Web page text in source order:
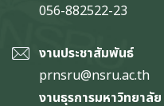
056-882522-23
งานประชาสัมพันธ์
prnsru@nsru.ac.th
งานธุรการมหาวิทยาลัย